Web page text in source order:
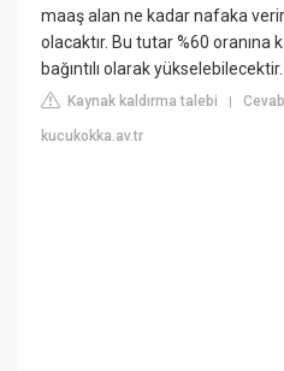
maaş alan ne kadar nafaka verir
olacaktır. Bu tutar %60 oranına
bağıntılı olarak yükselebilecektir.
Kaynak kaldırma talebi |
kucukokka.av.tr